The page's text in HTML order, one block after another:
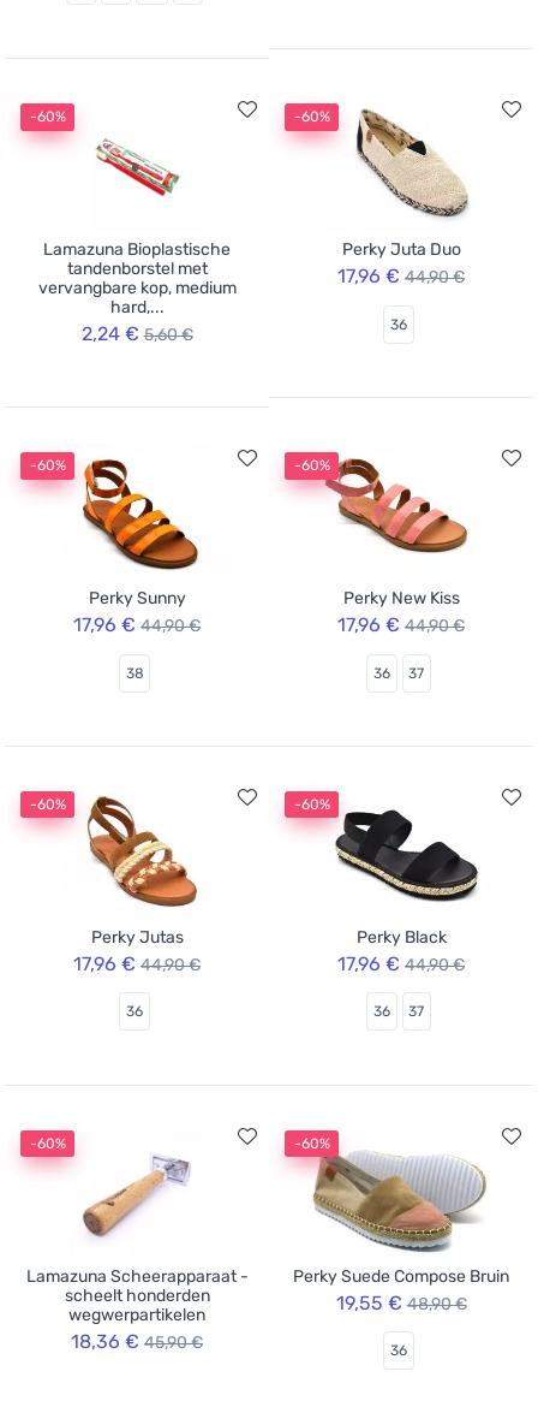
-60%
Lamazuna Bioplastische
tandenborstel met
vervangbare kop, medium
hard,...
2,24 € 5,60 €
-60%
Perky Juta Duo
17,96 € 44,90 €
36
-60%
Perky Sunny
17,96 € 44,90 €
38
-60%
Perky New Kiss
17,96 € 44,90 €
36 37
-60%
Perky Jutas
17,96 € 44,90 €
36
-60%
Perky Black
17,96 € 44,90 €
36 37
-60%
Lamazuna Scheerapparaat -
scheelt honderden
wegwerpartikelen
18,36 € 45,90 €
-60%
Perky Suede Compose Bruin
19,55 € 48,90 €
36